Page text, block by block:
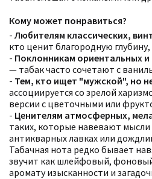
Кому может понравиться?
- Любителям классических,
кто ценит благородную
- Поклонникам ориентальных
— табак часто сочетают с
- Тем, кто ищет "мужской", но
ассоциируется со зрелой
версии с цветочными или
- Ценителям атмосферных,
таких, которые навевают мысли
антикварных лавках или
Табачная нота редко бывает
звучит как шлейфовый,
аромату изысканности и